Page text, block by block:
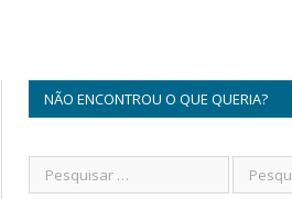
NÃO ENCONTROU O QUE QUERIA?